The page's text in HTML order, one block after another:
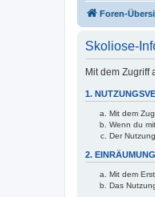
Foren-
Skoliose-
Mit dem Zugriff
1.
Mit dem
Wenn du
Der
2.
Mit dem
Das